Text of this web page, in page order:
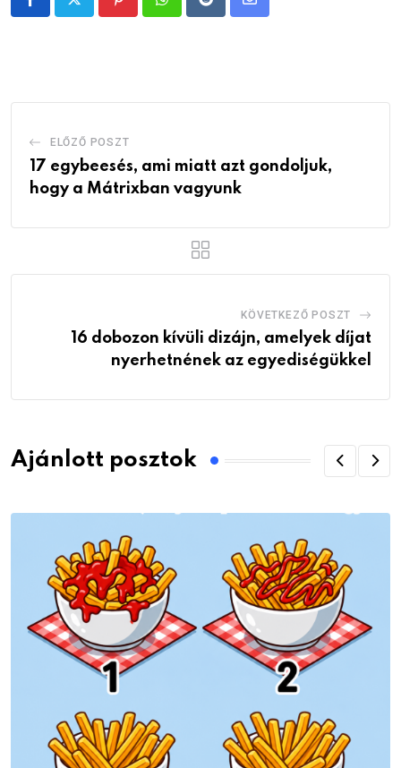
PinterestWhatsappRedditShare
ELŐZŐ POSZT
17 egybeesés, ami miatt azt gondoljuk,
hogy a Mátrixban vagyunk
KÖVETKEZŐ POSZT
16 dobozon kívüli dizájn, amelyek díjat
nyerhetnének az egyediségükkel
Ajánlott posztok